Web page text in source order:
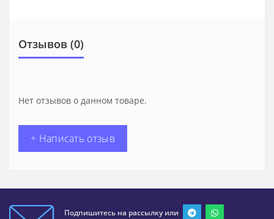
Отзывов (0)
Нет отзывов о данном товаре.
+ Написать отзыв
Подпишитесь на рассылку или